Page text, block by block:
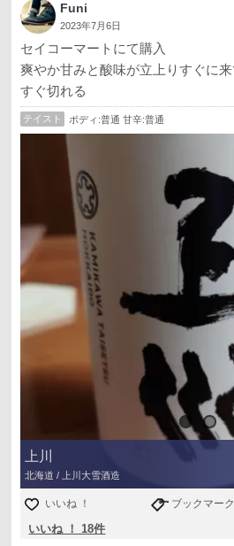
Funi
2023年7月6日
セイコーマートにて購入
爽やか甘みと酸味が立上りすぐに来
すぐ切れる
テイスト ボディ:普通 甘辛:普通
上川
北海道 / 上川大雪酒造
いいね ！ ブックマーク
いいね ！ 18件